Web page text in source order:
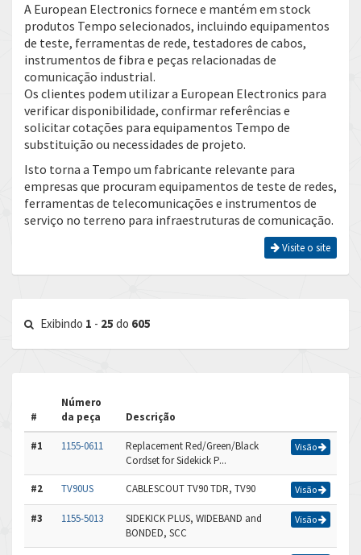
A European Electronics fornece e mantém em stock
produtos Tempo selecionados, incluindo equipamentos
de teste, ferramentas de rede, testadores de cabos,
instrumentos de fibra e peças relacionadas de
comunicação industrial.
Os clientes podem utilizar a European Electronics para
verificar disponibilidade, confirmar referências e
solicitar cotações para equipamentos Tempo de
substituição ou necessidades de projeto.
Isto torna a Tempo um fabricante relevante para
empresas que procuram equipamentos de teste de redes,
ferramentas de telecomunicações e instrumentos de
serviço no terreno para infraestruturas de comunicação.
Visite o site
Exibindo 1 - 25 do 605
#
Número
da peça
Descrição
#1 1155-0611
Replacement Red/Green/Black
Cordset for Sidekick P...
Visão
#2 TV90US CABLESCOUT TV90 TDR, TV90 Visão
#3 1155-5013
SIDEKICK PLUS, WIDEBAND and
BONDED, SCC
Visão